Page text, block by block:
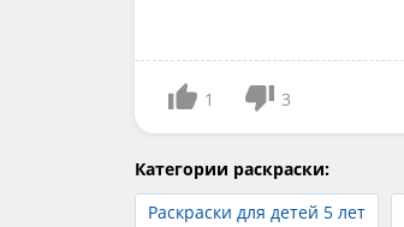
1 3
Категории раскраски:
Раскраски для детей 5 лет